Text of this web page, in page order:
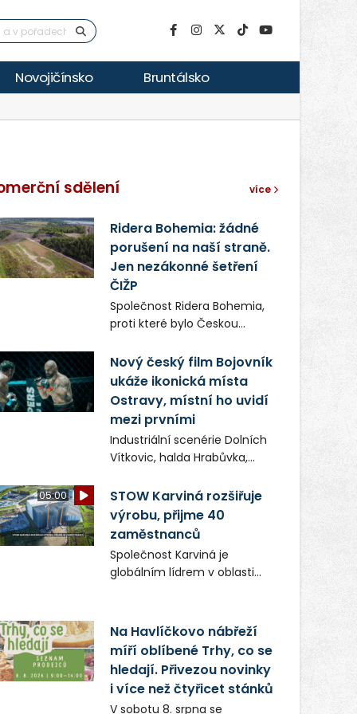
Novojičínsko Bruntálsko
sdělení více
Ridera Bohemia: žádné
porušení na naší straně.
Jen nezákonné šetření
ČIŽP
Společnost Ridera Bohemia,
proti které bylo Českou
(ČIŽP) čtyři roky vedeno
vykonstruované řízení, při
realizaci OVS na heřmanické
haldě postupovala v souladu
se zákonem a zadáním
státního podniku DIAMO a v
této souvislosti nelze hovořit
počátku označovala řízení
ČIŽP za nezákonné a
domáhala se práva na
spravedlivý správní proces.
Nový český film Bojovník
ukáže ikonická místa
Ostravy, místní ho uvidí
mezi prvními
Industriální scenérie Dolních
Vítkovic, halda Hrabůvka,
ikonická místa Ostravy se
objeví v novém filmu
Bojovník, který vstoupí do kin
Frič a Tomáš Dianiška si
moravskoslezskou metropoli
přirozenou součástí příběhu
bývalého boxerského
šampiona Hoffa (Milan
Ondrík), jenž se po letech
vrací do světa vrcholových
05:00
STOW Karviná rozšiřuje
výrobu, přijme 40
zaměstnanců
Společnost Karviná je
globálním lídrem v oblasti
zaměstnavatelem na
Karvinsku a firmou s
obrovským potenciálem.
Na Havlíčkovo nábřeží
míří oblíbené Trhy, co se
hledají. Přivezou novinky
i více než čtyřicet stánků
V sobotu 8. srpna se